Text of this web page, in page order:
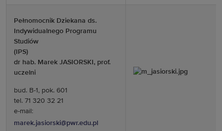
Pełnomocnik Dziekana ds.
Indywidualnego Programu
Studiów
(IPS)
dr hab. Marek JASIORSKI, prof.
uczelni
bud. B-1, pok. 601
tel. 71 320 32 21
e-mail:
marek.jasiorski@pwr.edu.pl